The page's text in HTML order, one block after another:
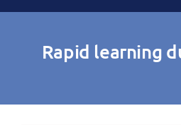
PubliezRapid learning